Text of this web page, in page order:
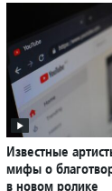
Известные
мифы о
в новом ролике